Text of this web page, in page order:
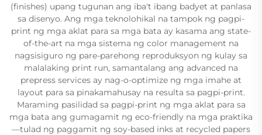
(finishes) upang tugunan ang iba't ibang badyet at panlasa
sa disenyo. Ang mga teknolohikal na tampok ng pagpi-
print ng mga aklat para sa mga bata ay kasama ang state-
of-the-art na mga sistema ng color management na
nagsisiguro ng pare-parehong reproduksyon ng kulay sa
malalaking print run, samantalang ang advanced na
prepress services ay nag-o-optimize ng mga imahe at
layout para sa pinakamahusay na resulta sa pagpi-print.
Maraming pasilidad sa pagpi-print ng mga aklat para sa
mga bata ang gumagamit ng eco-friendly na mga praktika
—tulad ng paggamit ng soy-based inks at recycled papers